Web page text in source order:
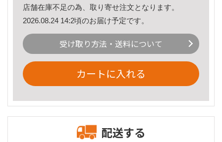
店舗在庫不足の為、取り寄せ注文となります。
2026.08.24 14:2頃のお届け予定です。
受け取り方法・送料について
カートに入れる
配送する